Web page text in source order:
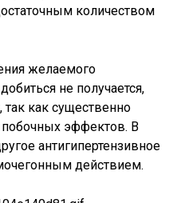
количеством
желаемого
не получается,
как существенно
побочных эффектов. В
антигипертензивное
действием.